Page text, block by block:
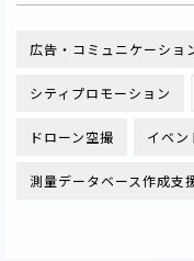
広告・コミュニケーショ
シティプロモーション
ドローン空撮 イベン
測量データベース作成支